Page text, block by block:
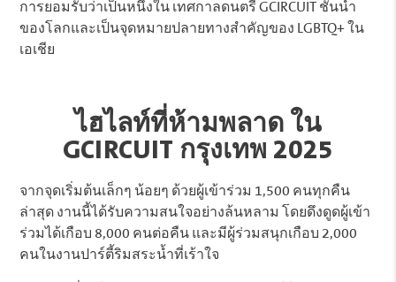
การยอมรับว่าเป็นหนึ่งใน เทศกาลดนตรี GCIRCUIT ชั้นนำ
ของโลกและเป็นจุดหมายปลายทางสำคัญของ LGBTQ+ ใน
เอเชีย
ไฮไลท์ที่ห้ามพลาด ใน
GCIRCUIT กรุงเทพ 2025
จากจุดเริ่มต้นเล็กๆ น้อยๆ ด้วยผู้เข้าร่วม 1,500 คนทุกคืน
ล่าสุด งานนี้ได้รับความสนใจอย่างล้นหลาม โดยดึงดูดผู้เข้า
ร่วมได้เกือบ 8,000 คนต่อคืน และมีผู้ร่วมสนุกเกือบ 2,000
คนในงานปาร์ตี้ริมสระน้ำที่เร้าใจ